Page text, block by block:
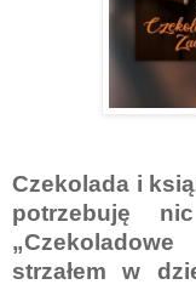
Czekolada i
potrzebuję
strzałem w